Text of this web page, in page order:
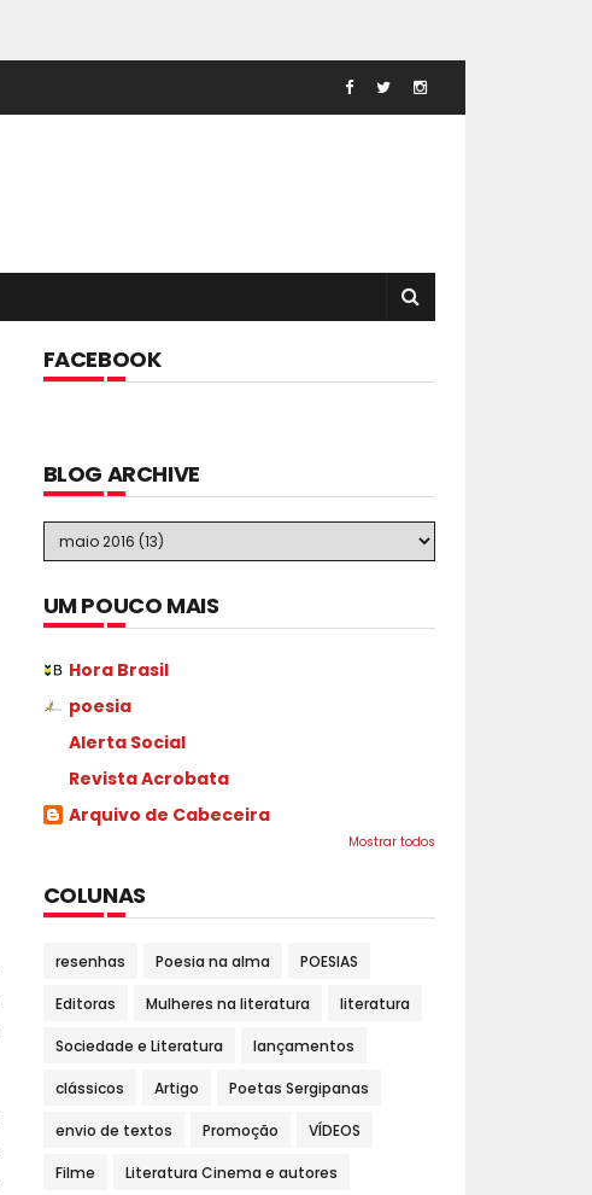
FACEBOOK
BLOG ARCHIVE
UM POUCO MAIS
Hora Brasil
poesia
Alerta Social
Revista Acrobata
Arquivo de Cabeceira
Mostrar todos
COLUNAS
resenhas Poesia na alma POESIAS
Editoras Mulheres na literatura literatura
Sociedade e Literatura lançamentos
clássicos Artigo Poetas Sergipanas
envio de textos Promoção VÍDEOS
Filme Literatura Cinema e autores